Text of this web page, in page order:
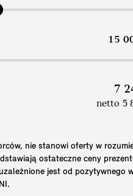
15
7
netto 5
nie stanowi oferty w
ostateczne ceny
jest od